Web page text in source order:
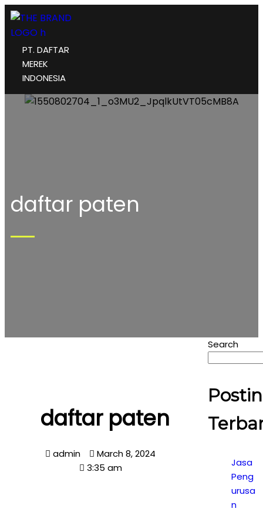
PT. DAFTAR
MEREK
INDONESIA
daftar paten
daftar paten
admin
March 8, 2024
3:35 am
Search
Jasa
Peng
urusa
n